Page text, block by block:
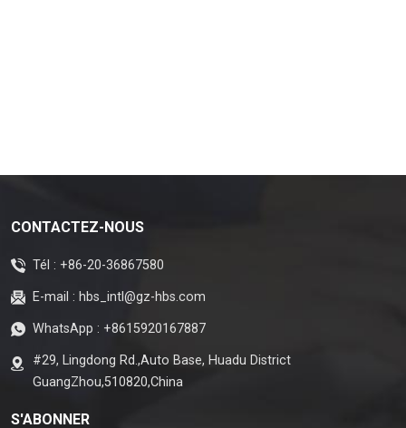
CONTACTEZ-NOUS
Tél : +86-20-36867580
E-mail : hbs_intl@gz-hbs.com
WhatsApp : +8615920167887
#29, Lingdong Rd.,Auto Base, Huadu District
GuangZhou,510820,China
S'ABONNER